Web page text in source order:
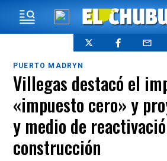
PUERTO MADRYN
Villegas destacó el
«impuesto cero» y
y medio de
construcción